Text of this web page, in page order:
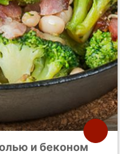
и беконом